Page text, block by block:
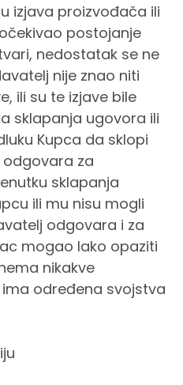
izjava proizvođača ili
postojanje
nedostatak se ne
nije znao niti
ili su te izjave bile
sklapanja ugovora ili
Kupca da sklopi
odgovara za
sklapanja
ili mu nisu mogli
odgovara i za
mogao lako opaziti
nikakve
određena svojstva